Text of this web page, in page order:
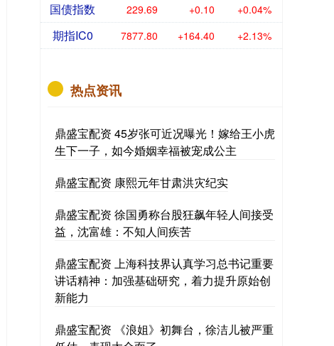
国债指数 229.69 +0.10 +0.04%
期指IC0 7877.80 +164.40 +2.13%
热点资讯
鼎盛宝配资 45岁张可近况曝光！嫁给王小虎
生下一子，如今婚姻幸福被宠成公主
鼎盛宝配资 康熙元年甘肃洪灾纪实
鼎盛宝配资 徐国勇称台股狂飙年轻人间接受
益，沈富雄：不知人间疾苦
鼎盛宝配资 上海科技界认真学习总书记重要
讲话精神：加强基础研究，着力提升原始创
新能力
鼎盛宝配资 《浪姐》初舞台，徐洁儿被严重